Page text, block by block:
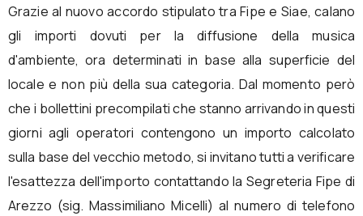
Grazie al nuovo accordo stipulato tra Fipe e Siae, calano
gli importi dovuti per la diffusione della musica
d'ambiente, ora determinati in base alla superficie del
locale e non più della sua categoria. Dal momento però
che i bollettini precompilati che stanno arrivando in questi
giorni agli operatori contengono un importo calcolato
sulla base del vecchio metodo, si invitano tutti a verificare
l'esattezza dell'importo contattando la Segreteria Fipe di
Arezzo (sig. Massimiliano Micelli) al numero di telefono